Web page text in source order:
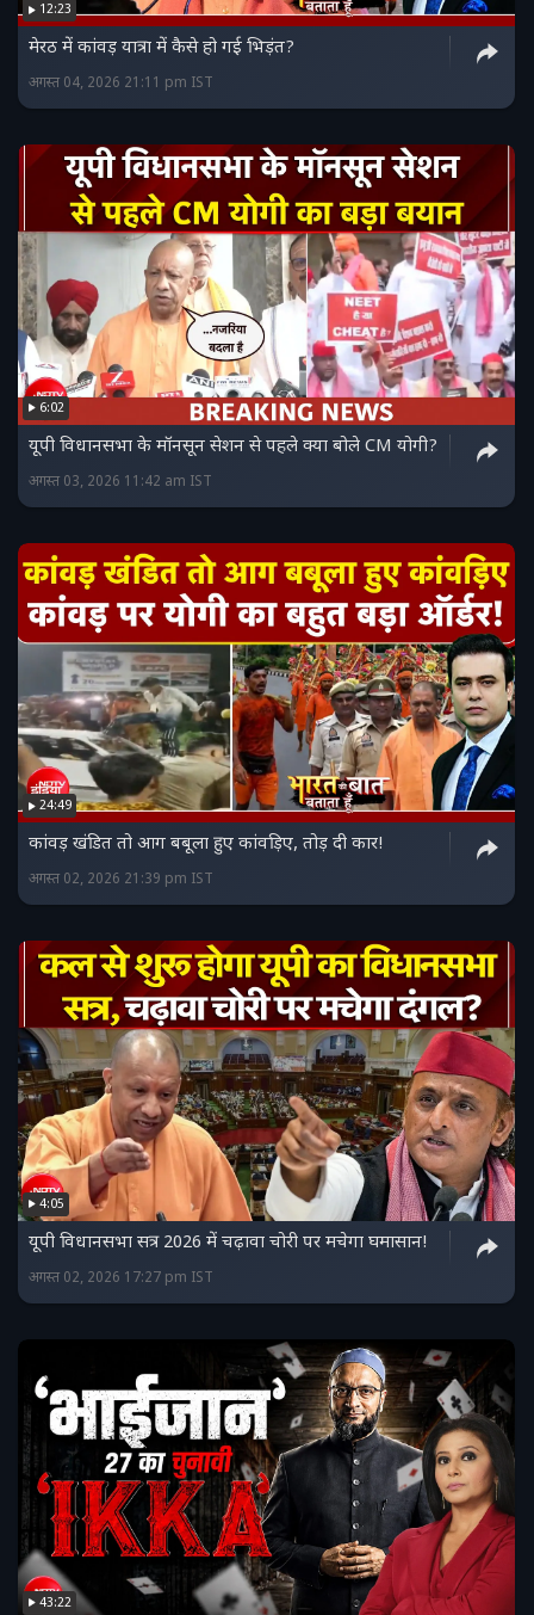
12:23
मेरठ में कांवड़ यात्रा में कैसे हो गई भिड़ंत?
अगस्त 04, 2026 21:11 pm IST
6:02
यूपी व‍िधानसभा के मॉनसून सेशन से पहले क्या बोले CM योगी?
अगस्त 03, 2026 11:42 am IST
24:49
कांवड़ खंडित तो आग बबूला हुए कांवड़िए, तोड़ दी कार!
अगस्त 02, 2026 21:39 pm IST
4:05
यूपी विधानसभा सत्र 2026 में चढ़ावा चोरी पर मचेगा घमासान!
अगस्त 02, 2026 17:27 pm IST
43:22